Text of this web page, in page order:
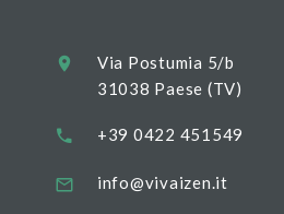
Via Postumia 5/b
31038 Paese (TV)
+39 0422 451549
info@vivaizen.it